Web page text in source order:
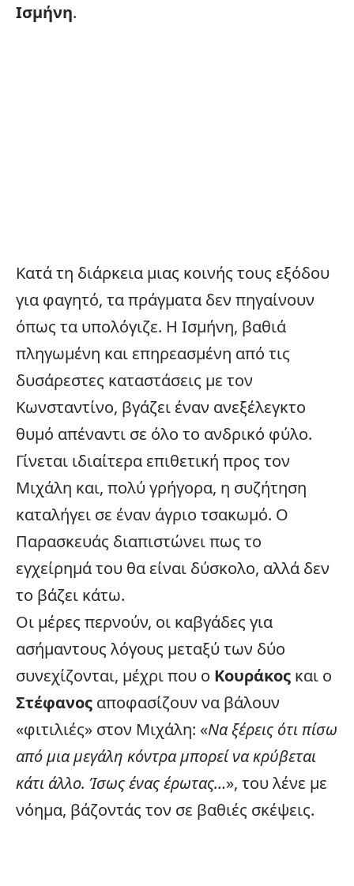
Ισμήνη.
Κατά τη διάρκεια μιας κοινής τους εξόδου
για φαγητό, τα πράγματα δεν πηγαίνουν
όπως τα υπολόγιζε. Η Ισμήνη, βαθιά
πληγωμένη και επηρεασμένη από τις
δυσάρεστες καταστάσεις με τον
Κωνσταντίνο, βγάζει έναν ανεξέλεγκτο
θυμό απέναντι σε όλο το ανδρικό φύλο.
Γίνεται ιδιαίτερα επιθετική προς τον
Μιχάλη και, πολύ γρήγορα, η συζήτηση
καταλήγει σε έναν άγριο τσακωμό. Ο
Παρασκευάς διαπιστώνει πως το
εγχείρημά του θα είναι δύσκολο, αλλά δεν
το βάζει κάτω.
Οι μέρες περνούν, οι καβγάδες για
ασήμαντους λόγους μεταξύ των δύο
συνεχίζονται, μέχρι που ο Κουράκος και ο
Στέφανος αποφασίζουν να βάλουν
«φιτιλιές» στον Μιχάλη: «Να ξέρεις ότι πίσω
από μια μεγάλη κόντρα μπορεί να κρύβεται
κάτι άλλο. Ίσως ένας έρωτας…», του λένε με
νόημα, βάζοντάς τον σε βαθιές σκέψεις.